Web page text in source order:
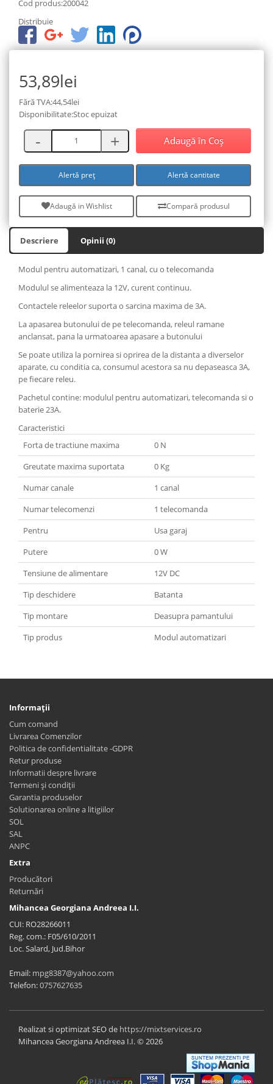
Cod produs:200042
Distribuie
53,89lei
Fără TVA:44,54lei
Disponibilitate:Stoc epuizat
Adaugă în Coş
Alertă preț Alertă cantitate
Adaugă in Wishlist Compară produsul
Descriere Opinii (0)
Modul pentru automatizari, 1 canal, cu o telecomanda
Modulul se alimenteaza la 12V, curent continuu.
Contactele releelor suporta o sarcina maxima de 3A.
La apasarea butonului de pe telecomanda, releul ramane
anclansat, pana la urmatoarea apasare a butonului
Se poate utiliza la pornirea si oprirea de la distanta a diverselor
aparate, cu conditia ca, consumul acestora sa nu depaseasca 3A,
pe fiecare releu.
Pachetul contine: modulul pentru automatizari, telecomanda si o
baterie 23A.
Caracteristici
Forta de tractiune maxima
0 N
Greutate maxima suportata
0 Kg
Numar canale
1 canal
Numar telecomenzi
1 telecomanda
Pentru
Usa garaj
Putere
0 W
Tensiune de alimentare
12V DC
Tip deschidere
Batanta
Tip montare
Deasupra pamantului
Tip produs
Modul automatizari
Informaţii
Cum comand
Livrarea Comenzilor
Politica de confidentialitate -GDPR
Retur produse
Informatii despre livrare
Termeni și condiții
Garantia produselor
Solutionarea online a litigiilor
SOL
SAL
ANPC
Extra
Producători
Returnări
Mihancea Georgiana Andreea I.I.
CUI: RO28266011
Reg. com.: F05/610/2011
Loc. Salard, Jud.Bihor
Email: mpg8387@yahoo.com
Telefon:0757627635
Realizat si optimizat SEO de https://mixtservices.ro
Mihancea Georgiana Andreea I.I. © 2026